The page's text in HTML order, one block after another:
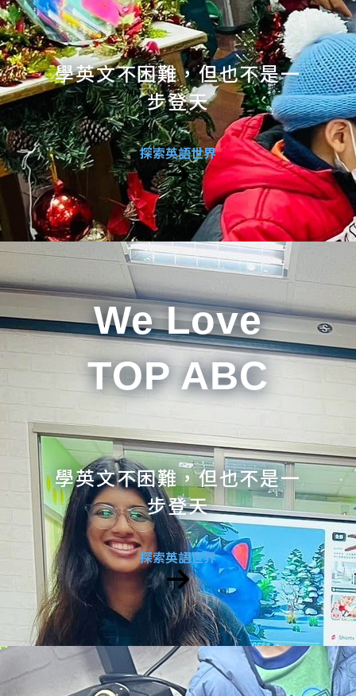
學英文不困難，但也不是一
步登天
探索英語世界
We Love
TOP ABC
學英文不困難，但也不是一
步登天
探索英語世界